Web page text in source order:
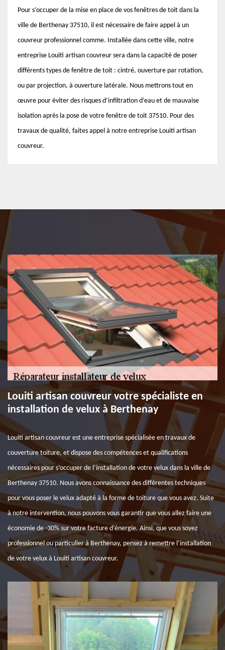
Pour s’occuper de la mise en place de vos fenêtres de toit dans la
ville de Berthenay 37510, il est nécessaire de faire appel à un
couvreur professionnel comme. Installée dans cette ville, notre
entreprise Louiti artisan couvreur sera dans la capacité de poser
différents types de fenêtre de toit : cintré, ouverture par rotation,
ou par projection, à ouverture latérale. Nous mettrons tout en
œuvre pour éviter des risques d’infiltration d’eau et de mauvaise
isolation après la pose de votre fenêtre de toit 37510. Pour des
travaux de qualité, faites appel à notre entreprise Louiti artisan
couvreur.
Louiti artisan couvreur votre spécialiste en
installation de velux à Berthenay
Louiti artisan couvreur est une entreprise spécialisée en travaux de
couverture toiture, et dispose des compétences et qualifications
nécessaires pour s’occuper de l’installation de votre velux dans la ville de
Berthenay 37510. Nous avons connaissance des différentes techniques
pour vous poser le velux adapté à la forme de toiture que vous avez. Suite
à notre intervention, nous pouvons vous garantir que vous allez faire une
économie de -30% sur votre facture d’énergie. Ainsi, que vous soyez
professionnel ou particulier à Berthenay, pensez à remettre l’installation
de votre velux à Louiti artisan couvreur.